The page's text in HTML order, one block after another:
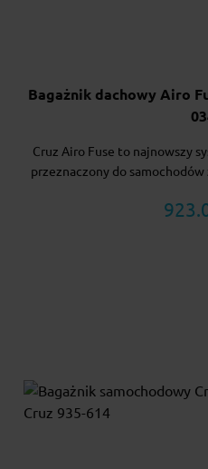
Bagażnik dachowy Airo
Cruz Airo Fuse to najnowszy
przeznaczony do